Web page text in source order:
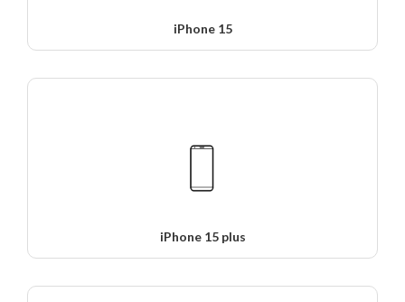
iPhone 15
iPhone 15 plus